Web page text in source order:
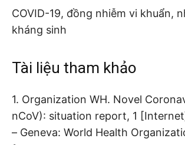
COVID-19, đồng nhiễm vi khuẩn,
kháng sinh
Tài liệu tham khảo
1. Organization WH. Novel
nCoV): situation report, 1
– Geneva: World Health